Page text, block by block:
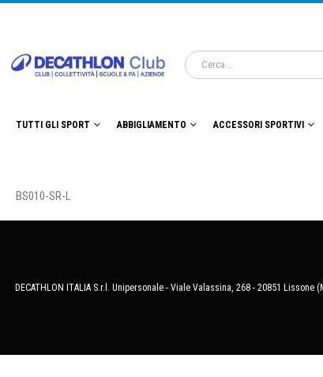
TUTTI GLI SPORT ABBIGLIAMENTO ACCESSORI SPORTIVI
BS010-SR-L
DECATHLON ITALIA S.r.l. Unipersonale - Viale Valassina, 268 - 20851 Lissone